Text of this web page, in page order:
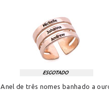
Anel de três nomes banhado a